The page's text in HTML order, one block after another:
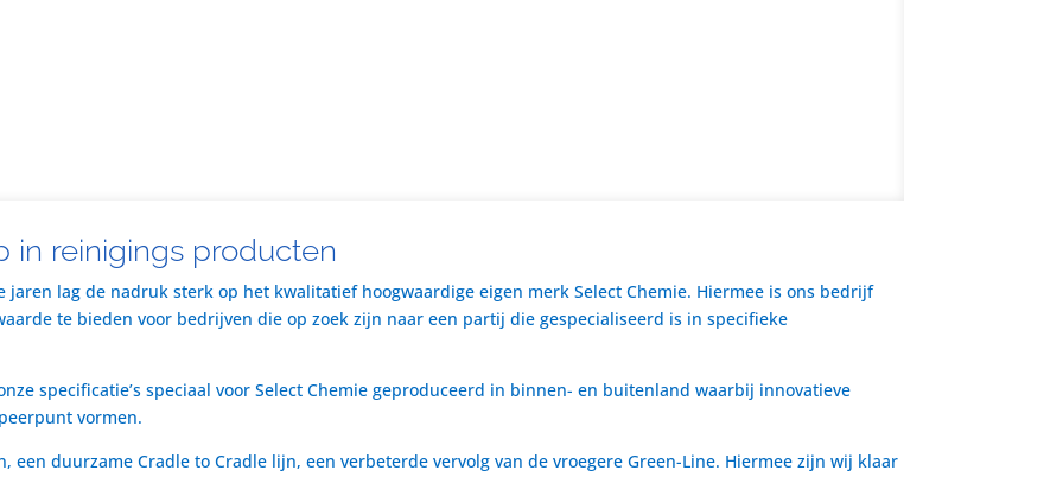
in reinigings producten
jaren lag de nadruk sterk op het kwalitatief hoogwaardige eigen merk Select Chemie. Hiermee is ons bedrijf
te bieden voor bedrijven die op zoek zijn naar een partij die gespecialiseerd is in specifieke
specificatie’s speciaal voor Select Chemie geproduceerd in binnen- en buitenland waarbij innovatieve
vormen.
een duurzame Cradle to Cradle lijn, een verbeterde vervolg van de vroegere Green-Line. Hiermee zijn wij klaar